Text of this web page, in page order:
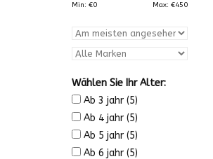
Min: €0 Max: €450
Wählen Sie Ihr Alter:
Ab 3 jahr (5)
Ab 4 jahr (5)
Ab 5 jahr (5)
Ab 6 jahr (5)